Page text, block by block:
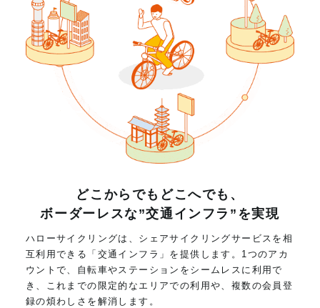
どこからでもどこへでも、
ボーダーレスな”交通インフラ”を実現
ハローサイクリングは、シェアサイクリングサービスを相
互利用できる「交通インフラ」を提供します。1つのアカ
ウントで、自転車やステーションをシームレスに利用で
き、これまでの限定的なエリアでの利用や、複数の会員登
録の煩わしさを解消します。